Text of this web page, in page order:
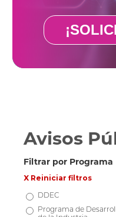
Avisos
Filtrar por Programa
X Reiniciar filtros
DDEC
Programa de